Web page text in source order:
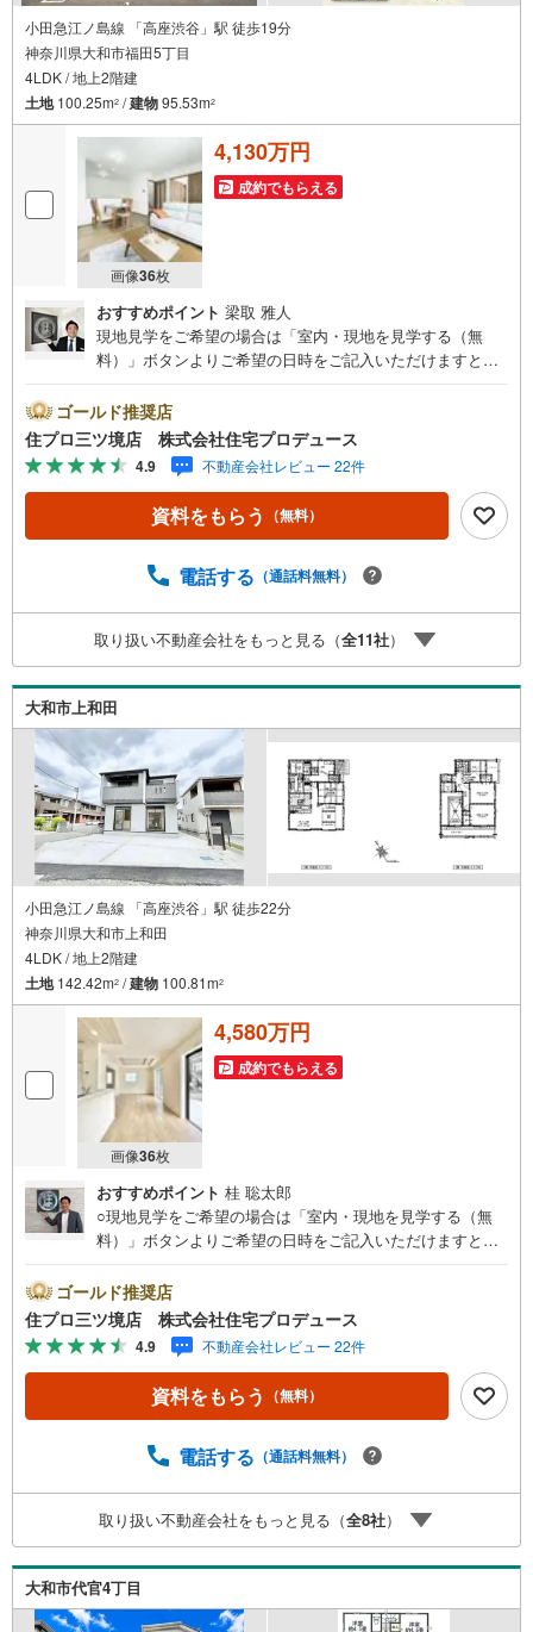
これから多くなる【教育費】
住宅を買った後から始まる【住宅ローン返済】
65歳以上から必要になる【老後の費用負担】
住宅探しの【このタイミング】で不安な部分を明確にしていきません
か？？
--------------
小田急江ノ島線 「高座渋谷」駅 徒歩19分
神奈川県大和市福田5丁目
4LDK / 地上2階建
土地100.25m2 /建物95.53m2
画像36枚
4,130万円
成約でもらえる
おすすめポイント 梁取 雅人
現地見学をご希望の場合は「室内・現地を見学する（無
料）」ボタンよりご希望の日時をご記入いただけますとス
間市エリアに強い！ 住プロは、大和市・綾瀬市・座間市エ
リアの不動産売買専門会社です！最新物件情報や当社限定
で販売する物件情報も多数ございますので、お気軽にお問
合せ下さい！ -------------- 弊社独自の住宅ローン提案システ
ム 弊社ではファイナンシャル専門スタッフによる【丁寧な
資金アドバイス】【ファイナンシャルプラン提案書の作
【定年時の住宅ローン残高】【住宅購入者だけが加入でき
ナス】これから多くなる【教育費】住宅を買った後から始
まる【住宅ローン返済】65歳以上から必要になる【老後の
費用負担】住宅探しの【このタイミング】で不安な部分を
明確にしていきませんか？？ --------------
ゴールド推奨店
住プロ三ツ境店 株式会社住宅プロデュース
4.9 不動産会社レビュー 22件
資料をもらう （無料）
電話する （通話料無料）
取り扱い不動産会社をもっと見る（全11社）
大和市上和田
小田急江ノ島線 「高座渋谷」駅 徒歩22分
神奈川県大和市上和田
4LDK / 地上2階建
土地142.42m2 /建物 100.81m2
画像36枚
4,580万円
成約でもらえる
おすすめポイント 桂 聡太郎
○現地見学をご希望の場合は「室内・現地を見学する（無
料）」ボタンよりご希望の日時をご記入いただけますとス
座間市エリアに強い！ 住プロは、大和市・綾瀬市・座間市
エリアの不動産売買専門会社です！最新物件情報や当社限
定で販売する物件情報も多数ございますので、お気軽にお
問合せ下さい！ -------------- 弊社独自の住宅ローン提案シス
テム 弊社ではファイナンシャル専門スタッフによる【丁寧
な資金アドバイス】【ファイナンシャルプラン提案書の作
【定年時の住宅ローン残高】【住宅購入者だけが加入でき
ナス】これから多くなる【教育費】住宅を買った後から始
まる【住宅ローン返済】65歳以上から必要になる【老後の
費用負担】住宅探しの【このタイミング】で不安な部分を
明確にしていきませんか？？ --------------
ゴールド推奨店
住プロ三ツ境店 株式会社住宅プロデュース
4.9 不動産会社レビュー 22件
資料をもらう （無料）
電話する （通話料無料）
取り扱い不動産会社をもっと見る（全8社）
大和市代官4丁目